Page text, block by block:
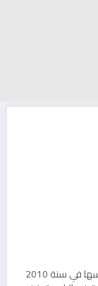
مدونة تقنية يوجد مقرها في المغرب, و قد تم تأسيسها في سنة 2010